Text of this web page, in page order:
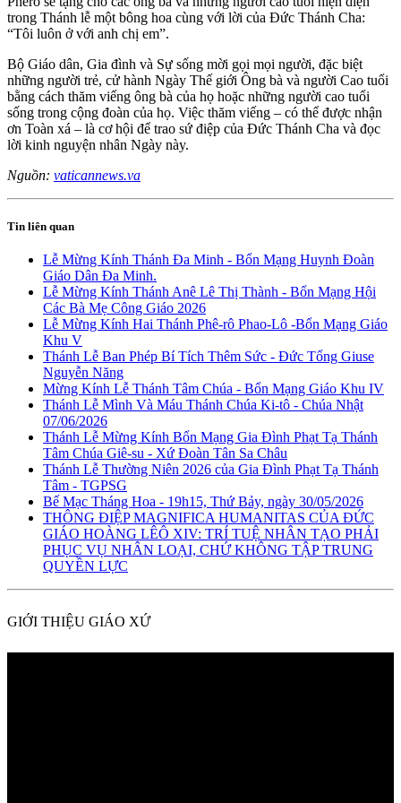
trong Thánh lễ một bông hoa cùng với lời của Đức Thánh Cha:
“Tôi luôn ở với anh chị em”.
Bộ Giáo dân, Gia đình và Sự sống mời gọi mọi người, đặc biệt
những người trẻ, cử hành Ngày Thế giới Ông bà và người Cao tuổi
bằng cách thăm viếng ông bà của họ hoặc những người cao tuổi
sống trong cộng đoàn của họ. Việc thăm viếng – có thể được nhận
ơn Toàn xá – là cơ hội để trao sứ điệp của Đức Thánh Cha và đọc
lời kinh nguyện nhân Ngày này.
Nguồn: vaticannews.va
Tin liên quan
Lễ Mừng Kính Thánh Đa Minh - Bổn Mạng Huynh Đoàn
Giáo Dân Đa Minh.
Lễ Mừng Kính Thánh Anê Lê Thị Thành - Bổn Mạng Hội
Các Bà Mẹ Công Giáo 2026
Lễ Mừng Kính Hai Thánh Phê-rô Phao-Lô -Bổn Mạng Giáo
Khu V
Thánh Lễ Ban Phép Bí Tích Thêm Sức - Đức Tổng Giuse
Nguyễn Năng
Mừng Kính Lễ Thánh Tâm Chúa - Bổn Mạng Giáo Khu IV
Thánh Lễ Mình Và Máu Thánh Chúa Ki-tô - Chúa Nhật
07/06/2026
Thánh Lễ Mừng Kính Bổn Mạng Gia Đình Phạt Tạ Thánh
Tâm Chúa Giê-su - Xứ Đoàn Tân Sa Châu
Thánh Lễ Thường Niên 2026 của Gia Đình Phạt Tạ Thánh
Tâm - TGPSG
Bế Mạc Tháng Hoa - 19h15, Thứ Bảy, ngày 30/05/2026
THÔNG ĐIỆP MAGNIFICA HUMANITAS CỦA ĐỨC
GIÁO HOÀNG LÊÔ XIV: TRÍ TUỆ NHÂN TẠO PHẢI
PHỤC VỤ NHÂN LOẠI, CHỨ KHÔNG TẬP TRUNG
QUYỀN LỰC
GIỚI THIỆU GIÁO XỨ